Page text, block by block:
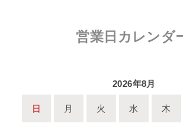
営業日カレンダ
2026年8月
日 月 火 水 木